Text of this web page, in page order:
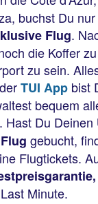
buchst Du
Flug.
die Koffer
zu sein.
TUI App bist
bequem
Hast Du Deinen
gebucht,
Flugtickets.
Last Minute.